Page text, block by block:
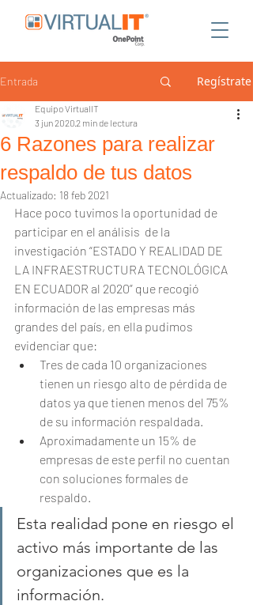
Entrada Regístrate
6 Razones para realizar
respaldo de tus datos
Equipo VirtualIT
3 jun 20202 min de lectura
Actualizado: 18 feb 2021
Hace poco tuvimos la oportunidad de
participar en el análisis  de la
investigación “ESTADO Y REALIDAD DE
LA INFRAESTRUCTURA TECNOLÓGICA
EN ECUADOR al 2020” que recogió
información de las empresas más
grandes del país, en ella pudimos
evidenciar que:
Tres de cada 10 organizaciones
tienen un riesgo alto de pérdida de
datos ya que tienen menos del 75%
de su información respaldada.
Aproximadamente un 15% de
empresas de este perfil no cuentan
con soluciones formales de
respaldo.
Esta realidad pone en riesgo el
activo más importante de las
organizaciones que es la
información.